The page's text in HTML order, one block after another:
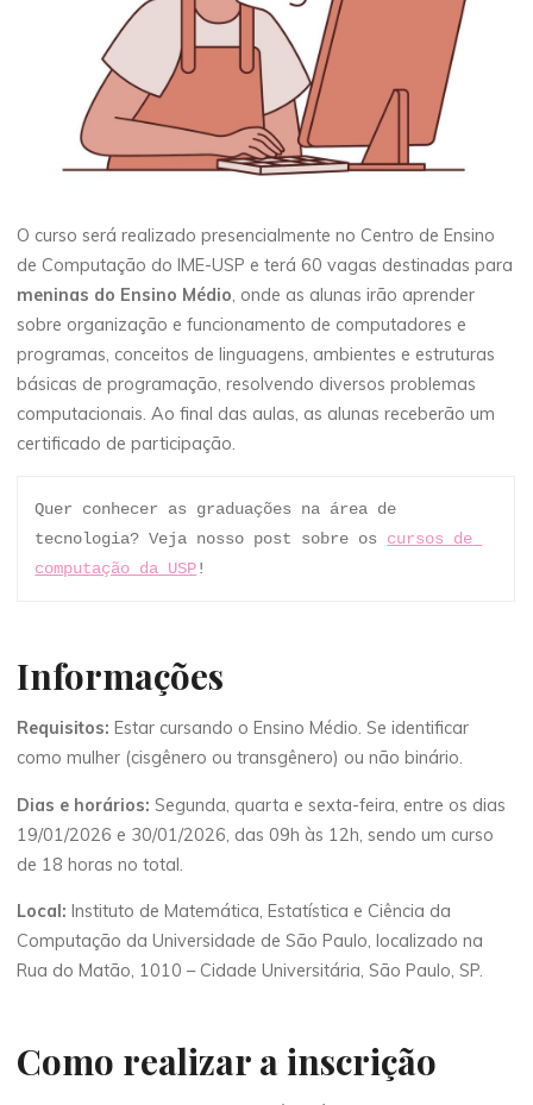
O curso será realizado presencialmente no Centro de Ensino
de Computação do IME-USP e terá 60 vagas destinadas para
meninas do Ensino Médio, onde as alunas irão aprender
sobre organização e funcionamento de computadores e
programas, conceitos de linguagens, ambientes e estruturas
básicas de programação, resolvendo diversos problemas
computacionais. Ao final das aulas, as alunas receberão um
certificado de participação.
Quer conhecer as graduações na área de
tecnologia? Veja nosso post sobre os cursos de
computação da USP!
Informações
Requisitos: Estar cursando o Ensino Médio. Se identificar
como mulher (cisgênero ou transgênero) ou não binário.
Dias e horários: Segunda, quarta e sexta-feira, entre os dias
19/01/2026 e 30/01/2026, das 09h às 12h, sendo um curso
de 18 horas no total.
Local: Instituto de Matemática, Estatística e Ciência da
Computação da Universidade de São Paulo, localizado na
Rua do Matão, 1010 – Cidade Universitária, São Paulo, SP.
Como realizar a inscrição